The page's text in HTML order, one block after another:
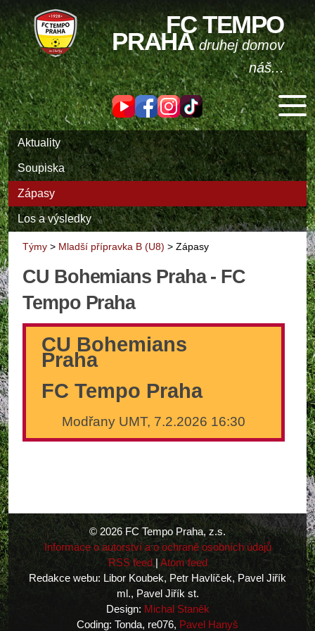
FC TEMPO
PRAHAdruhej domov
náš...
Aktuality
Soupiska
Zápasy
Los a výsledky
Týmy > Mladší přípravka B (U8) > Zápasy
CU Bohemians Praha - FC
Tempo Praha
CU Bohemians
Praha
FC Tempo Praha
Modřany UMT, 7.2.2026 16:30
© 2026 FC Tempo Praha, z.s.
Informace o autorství a o ochraně osobních údajů
RSS feed| Atom feed
Redakce webu: Libor Koubek, Petr Havlíček, Pavel Jiřík
ml., Pavel Jiřík st.
Design: Michal Staněk
Coding: Tonda, re076, Pavel Hanyš